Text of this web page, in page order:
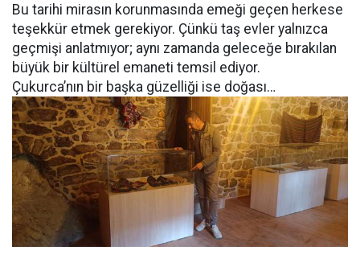
Bu tarihi mirasın korunmasında emeği geçen herkese
teşekkür etmek gerekiyor. Çünkü taş evler yalnızca
geçmişi anlatmıyor; aynı zamanda geleceğe bırakılan
büyük bir kültürel emaneti temsil ediyor.
Çukurca’nın bir başka güzelliği ise doğası…